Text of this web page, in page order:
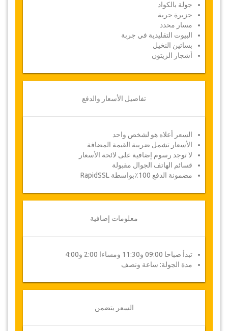
هذه الحالات، تقدم للعملاء مواعيد بديلة أو استرداد
كامل للمبلغ المدفوع.
القسيمة
بمجرد أن يتم الدفع الخاص بك، سيتم توجيهك إلى
تفاصيل الخدمة لإدخال معلومات الحجز الخاصة بك
وسوف تتلقى قسيمة الخدمة تلقائيا.
جولة بالكواد
جزيرة جربة
مسار محدد
البيوت التقليدية في جربة
بساتين النخيل
أشجار الزيتون
تفاصيل الأسعار والدفع
السعر أعلاه هو لشخص واحد
الأسعار تشمل ضريبة القيمة المضافة
لا توجد رسوم إضافية على لائحة الأسعار
قسائم الهاتف الجوال مقبولة
مضمونة الدفع 100٪بواسطة RapidSSL
معلومات إضافية
تبدأ صباحا 09:00 و11:30 ومساءا 2:00 و4:00
مدة الجولة: ساعة ونصف
السعر يتضمن